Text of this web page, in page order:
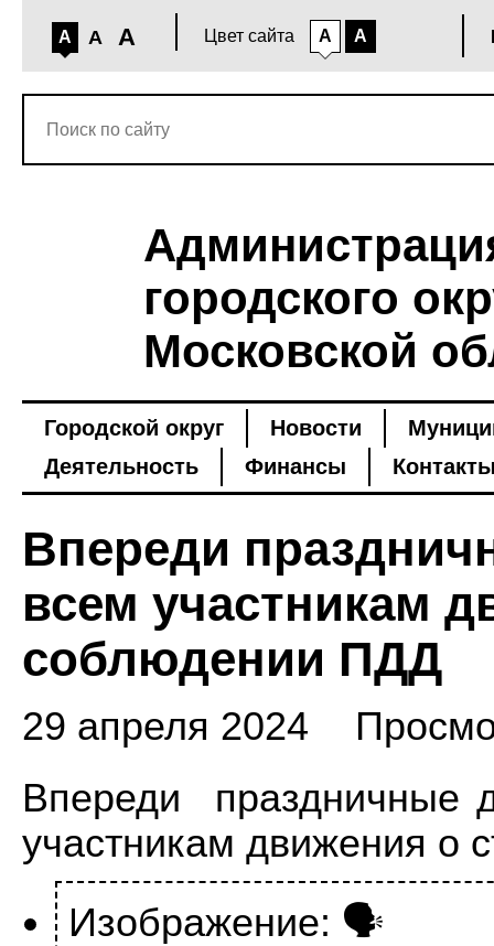
A A A Цвет сайта A A
городского
Московской
Городской округ Новости
Деятельность
Финансы
Впереди
всем участникам
соблюдении ПДД
29 апреля 2024
Впереди праздничные
участникам движения о
Изображение: 🗣